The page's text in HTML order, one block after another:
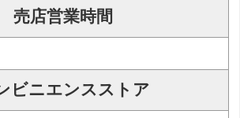
売店営業時間
ビニエンスストア